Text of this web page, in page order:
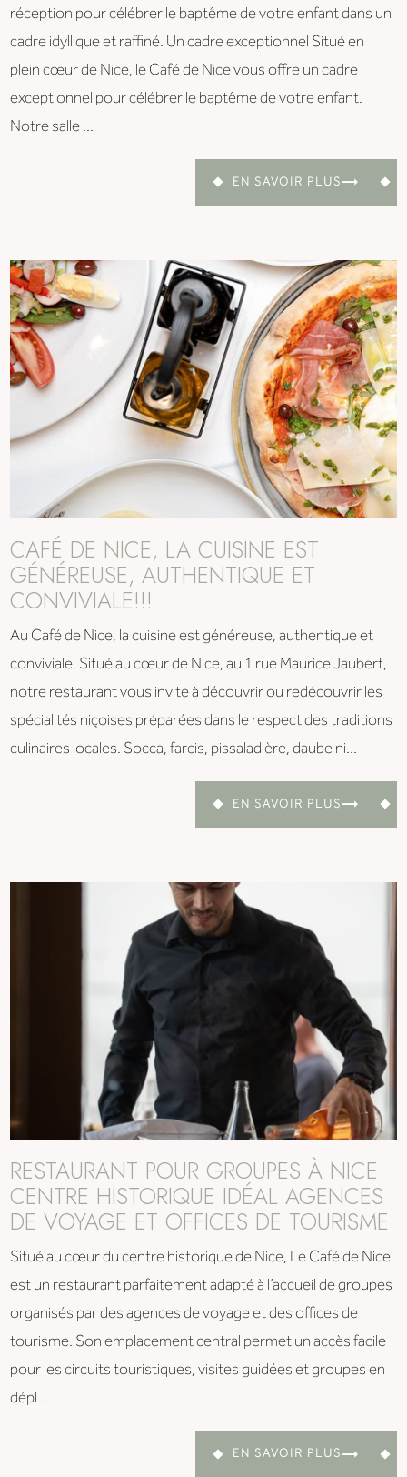
réception pour célébrer le baptême de votre enfant dans un
cadre idyllique et raffiné. Un cadre exceptionnel Situé en
plein cœur de Nice, le Café de Nice vous offre un cadre
exceptionnel pour célébrer le baptême de votre enfant.
Notre salle ...
EN SAVOIR PLUS
CAFÉ DE NICE, LA CUISINE EST
GÉNÉREUSE, AUTHENTIQUE ET
CONVIVIALE!!!
Au Café de Nice, la cuisine est généreuse, authentique et
conviviale. Situé au cœur de Nice, au 1 rue Maurice Jaubert,
notre restaurant vous invite à découvrir ou redécouvrir les
spécialités niçoises préparées dans le respect des traditions
culinaires locales. Socca, farcis, pissaladière, daube ni...
EN SAVOIR PLUS
RESTAURANT POUR GROUPES À NICE
CENTRE HISTORIQUE IDÉAL AGENCES
DE VOYAGE ET OFFICES DE TOURISME
Situé au cœur du centre historique de Nice, Le Café de Nice
est un restaurant parfaitement adapté à l’accueil de groupes
organisés par des agences de voyage et des offices de
tourisme. Son emplacement central permet un accès facile
pour les circuits touristiques, visites guidées et groupes en
dépl...
EN SAVOIR PLUS